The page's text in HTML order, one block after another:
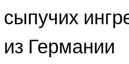
сыпучих
из Германии